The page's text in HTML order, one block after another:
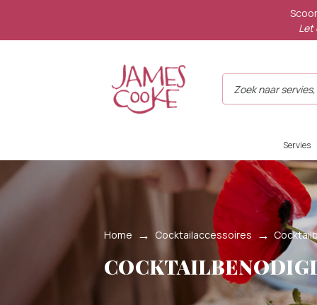
Let
Servies
Home Cocktailaccessoires